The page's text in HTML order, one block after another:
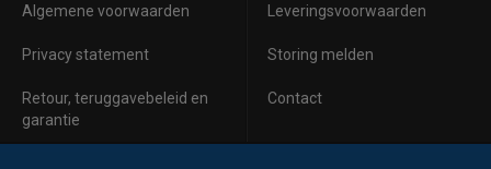
Algemene voorwaarden Leveringsvoorwaarden
Privacy statement Storing melden
Retour, teruggavebeleid en
garantie
Contact